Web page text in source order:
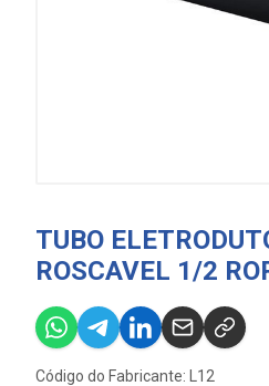
TUBO
ROSCAVEL 1/2
Código do Fabricante: L12